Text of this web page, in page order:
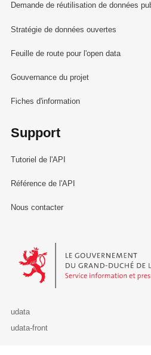
Demande de réutilisation de données
Stratégie de données ouvertes
Feuille de route pour l'open data
Gouvernance du projet
Fiches d'information
Support
Tutoriel de l'API
Référence de l'API
Nous contacter
Le Gouvernement du Grand-
udata
udata-front